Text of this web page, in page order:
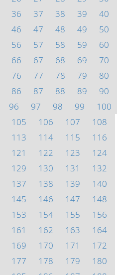
36 37 38 39
40
46 47 48 49
50
56 57 58 59
60
66 67 68 69
70
76 77 78 79
80
86 87 88 89
90
96 97 98 99
100
105 106 107
108
113 114 115
116
121 122 123
124
129 130 131
132
137 138 139
140
145 146 147
148
153 154 155
156
161 162 163
164
169 170 171
172
177 178 179
180